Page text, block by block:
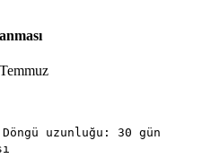
uzunluğu: 30 gün